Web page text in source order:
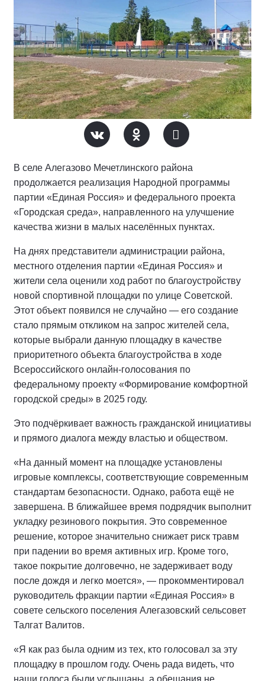
В селе Алегазово Мечетлинского района
продолжается реализация Народной программы
партии «Единая Россия» и федерального проекта
«Городская среда», направленного на улучшение
качества жизни в малых населённых пунктах.
На днях представители администрации района,
местного отделения партии «Единая Россия» и
жители села оценили ход работ по благоустройству
новой спортивной площадки по улице Советской.
Этот объект появился не случайно — его создание
стало прямым откликом на запрос жителей села,
которые выбрали данную площадку в качестве
приоритетного объекта благоустройства в ходе
Всероссийского онлайн-голосования по
федеральному проекту «Формирование комфортной
городской среды» в 2025 году.
Это подчёркивает важность гражданской инициативы
и прямого диалога между властью и обществом.
«На данный момент на площадке установлены
игровые комплексы, соответствующие современным
стандартам безопасности. Однако, работа ещё не
завершена. В ближайшее время подрядчик выполнит
укладку резинового покрытия. Это современное
решение, которое значительно снижает риск травм
при падении во время активных игр. Кроме того,
такое покрытие долговечно, не задерживает воду
после дождя и легко моется», — прокомментировал
руководитель фракции партии «Единая Россия» в
совете сельского поселения Алегазовский сельсовет
Талгат Валитов.
«Я как раз была одним из тех, кто голосовал за эту
площадку в прошлом году. Очень рада видеть, что
наши голоса были услышаны, а обещания не